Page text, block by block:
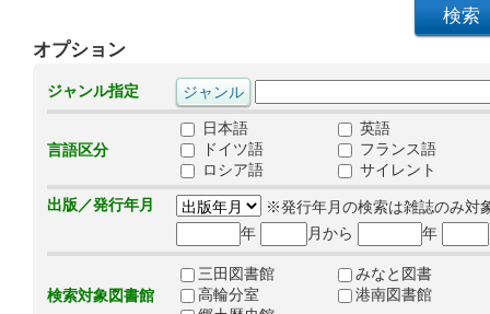
オプション
ジャンル指定
言語区分
日本語
英語
ドイツ語
フランス語
ロシア語
サイレント
出版／発行年月
※発行年月の検索は雑誌のみ対
年
月から 年
検索対象図書館
三田図書館
みなと図書
高輪分室
港南図書館